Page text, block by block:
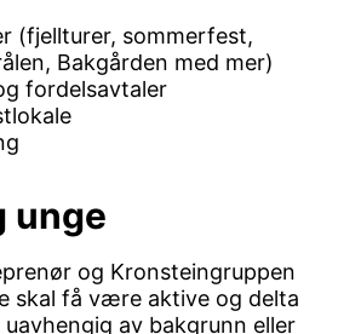
(fjellturer, sommerfest,
Bakgården med mer)
fordelsavtaler
unge
og Kronsteingruppen
skal få være aktive og delta
av bakgrunn eller